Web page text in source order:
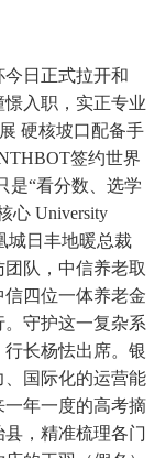
日正式拉开和
入职，实正专业
硬核坡口配备手
签约世界
是“看分数、选学
心 University
城日丰地暖总裁
队，中信养老取
四位一体养老金
守护这一复杂系
长杨怯出席。银
国际化的运营能
年一度的高考摘
，精准梳理各门